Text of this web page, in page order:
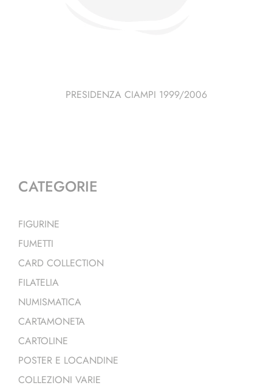
PRESIDENZA CIAMPI 1999/2006
CATEGORIE
FIGURINE
FUMETTI
CARD COLLECTION
FILATELIA
NUMISMATICA
CARTAMONETA
CARTOLINE
POSTER E LOCANDINE
COLLEZIONI VARIE